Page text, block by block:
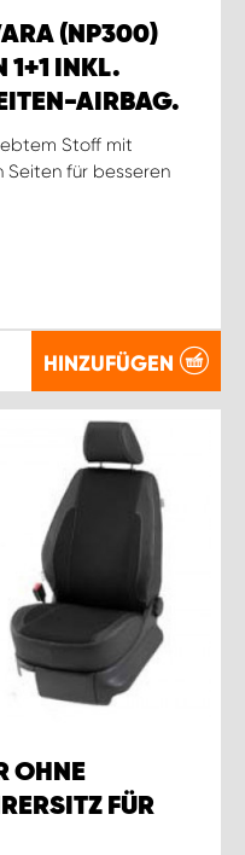
(NP300)
1+1 INKL.
AIRBAG.
Stoff mit
Seiten für besseren
HINZUFÜGEN
OHNE
FÜR